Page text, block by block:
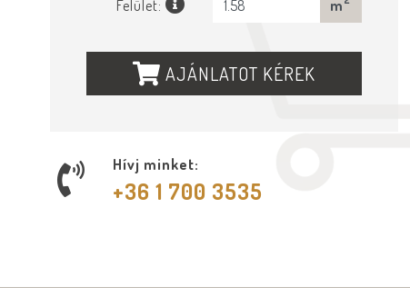
Felület: m
AJÁNLATOT KÉREK
Hívj minket:
+36 1 700 3535